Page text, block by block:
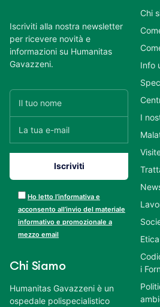
Iscriviti alla nostra newsletter
per ricevere novità e
informazioni su Humanitas
Gavazzeni.
Ho letto l’informativa e
acconsento all’invio del materiale
informativo e promozionale a
mezzo email
Chi Siamo
Humanitas Gavazzeni è un
ospedale polispecialistico
Chi
Info
I
i